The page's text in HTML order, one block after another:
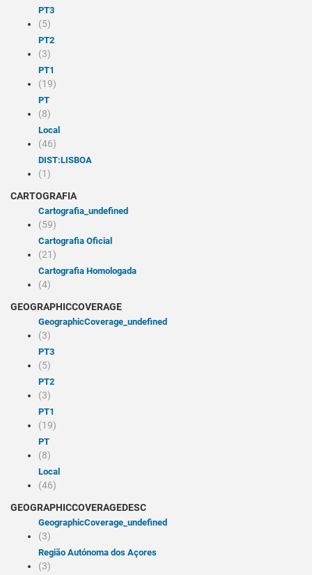
PT3
(5)
PT2
(3)
PT1
(19)
PT
(8)
Local
(46)
DIST:LISBOA
(1)
CARTOGRAFIA
cartografia_undefined
(59)
Cartografia Oficial
(21)
Cartografia Homologada
(4)
GEOGRAPHICCOVERAGE
geographicCoverage_undefined
(3)
PT3
(5)
PT2
(3)
PT1
(19)
PT
(8)
Local
(46)
GEOGRAPHICCOVERAGEDESC
geographicCoverage_undefined
(3)
Região Autónoma dos Açores
(3)